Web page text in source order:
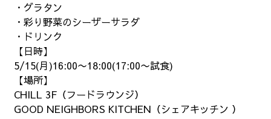
・グラタン
・彩り野菜のシーザーサラダ
・ドリンク
【日時】
5/15(月)16:00〜18:00(17:00〜試食)
【場所】
CHILL 3F（フードラウンジ）
GOOD NEIGHBORS KITCHEN（シェアキッチン ）